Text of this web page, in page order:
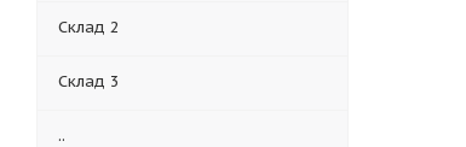
Склад 2
Склад 3
..